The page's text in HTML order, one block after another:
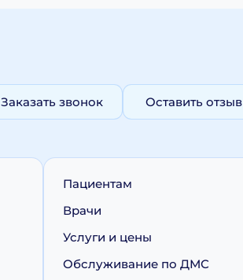
Заказать звонок Оставить отзыв
Пациентам
Врачи
Услуги и цены
Обслуживание по ДМС